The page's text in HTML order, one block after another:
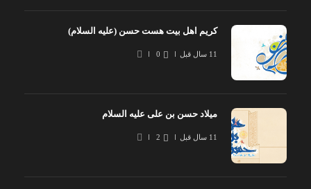
کریم اهل بیت هست حسن (علیه السلام)
11 سال قبل 0
میلاد حسن بن علی علیه السلام
11 سال قبل 2